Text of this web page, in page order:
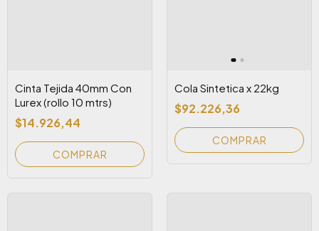
Cinta Tejida 40mm Con
Lurex (rollo 10 mtrs)
$14.926,44
COMPRAR
Cola Sintetica x 22kg
$92.226,36